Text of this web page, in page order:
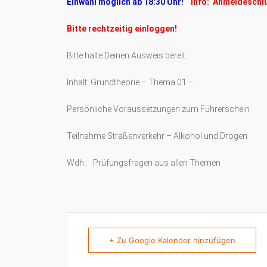
Bitte rechtzeitig einloggen!
Bitte halte Deinen Ausweis bereit.
Inhalt: Grundtheorie – Thema 01 –
Persönliche Voraussetzungen zum Führerschein
Teilnahme Straßenverkehr – Alkohol und Drogen
Wdh.: Prüfungsfragen aus allen Themen
+ Zu Google Kalender hinzufügen